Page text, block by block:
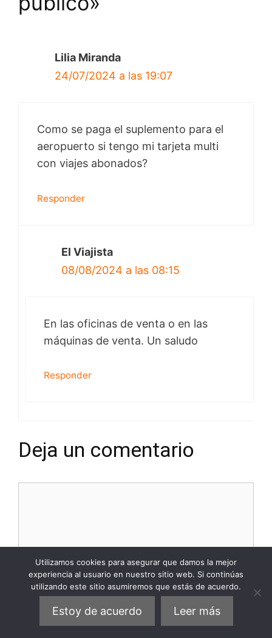
Lilia Miranda
24/07/2024 a las 19:07
Como se paga el suplemento para el
aeropuerto si tengo mi tarjeta multi
con viajes abonados?
Responder
El Viajista
08/08/2024 a las 08:15
En las oficinas de venta o en las
máquinas de venta. Un saludo
Responder
Deja un comentario
Utilizamos cookies para asegurar que damos la mejor
experiencia al usuario en nuestro sitio web. Si continúas
utilizando este sitio asumiremos que estás de acuerdo.
Estoy de acuerdo Leer más